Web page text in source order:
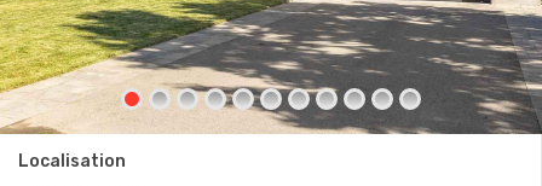
Localisation